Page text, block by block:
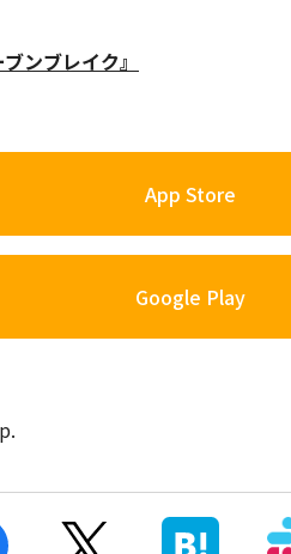
ンブレイク』
App Store
Google Play